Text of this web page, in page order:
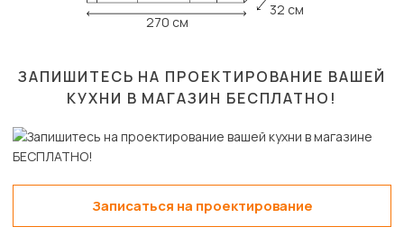
270 см
32 см
ЗАПИШИТЕСЬ НА ПРОЕКТИРОВАНИЕ ВАШЕЙ
КУХНИ В МАГАЗИН БЕСПЛАТНО!
Записаться на проектирование